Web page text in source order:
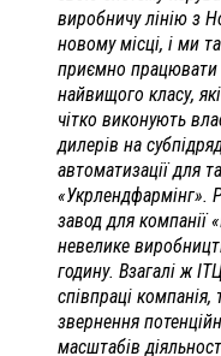
виробничу лінію з
новому місці, і ми
приємно
найвищого класу,
чітко виконують
дилерів на
автоматизації для
«Укрлендфармінг».
завод для компанії
невелике
годину. Взагалі ж
співпраці
звернення
масштабів